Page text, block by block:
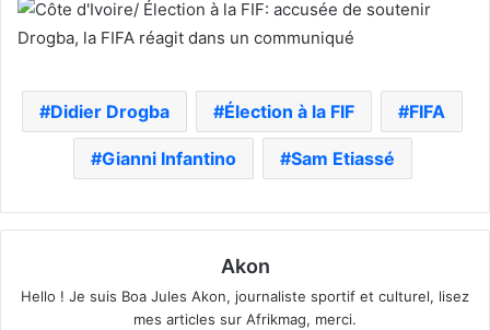
Didier Drogba Élection à la FIF FIFA
Gianni Infantino Sam Etiassé
Akon
Hello ! Je suis Boa Jules Akon, journaliste sportif et culturel, lisez
mes articles sur Afrikmag, merci.